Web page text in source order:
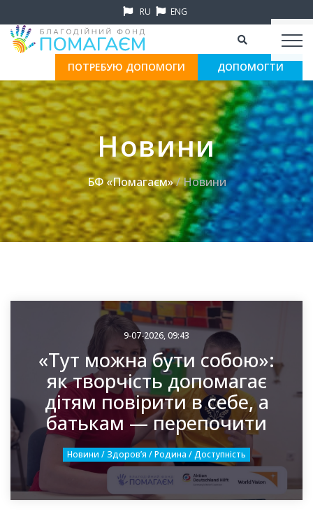
RU ENG
ПОТРЕБУЮ ДОПОМОГИ ДОПОМОГТИ
Новини
БФ «Помагаєм»/ Новини
9-07-2026, 09:43
«Тут можна бути собою»:
як творчість допомагає
дітям повірити в себе, а
батькам — перепочити
Новини / Здоровʼя / Родина / Доступність